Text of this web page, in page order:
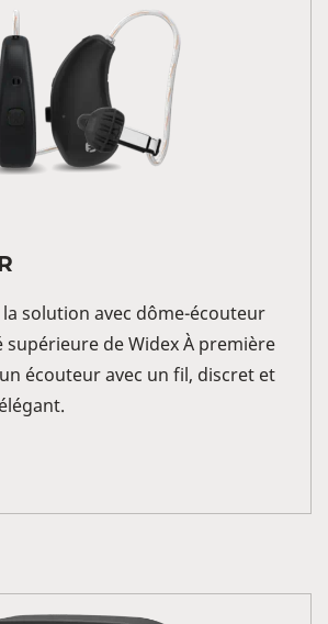
la solution avec dôme-écouteur
supérieure de Widex À première
écouteur avec un fil, discret et